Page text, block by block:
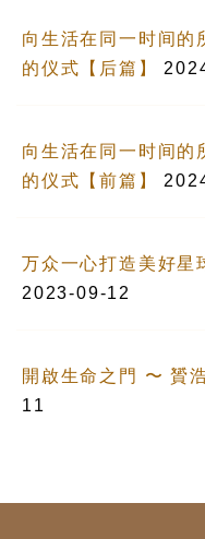
向生活在同一时间的
的仪式【后篇】
向生活在同一时间的
的仪式【前篇】
万众一心打造美好星
2023-09-12
開啟生命之門 〜 贇
11